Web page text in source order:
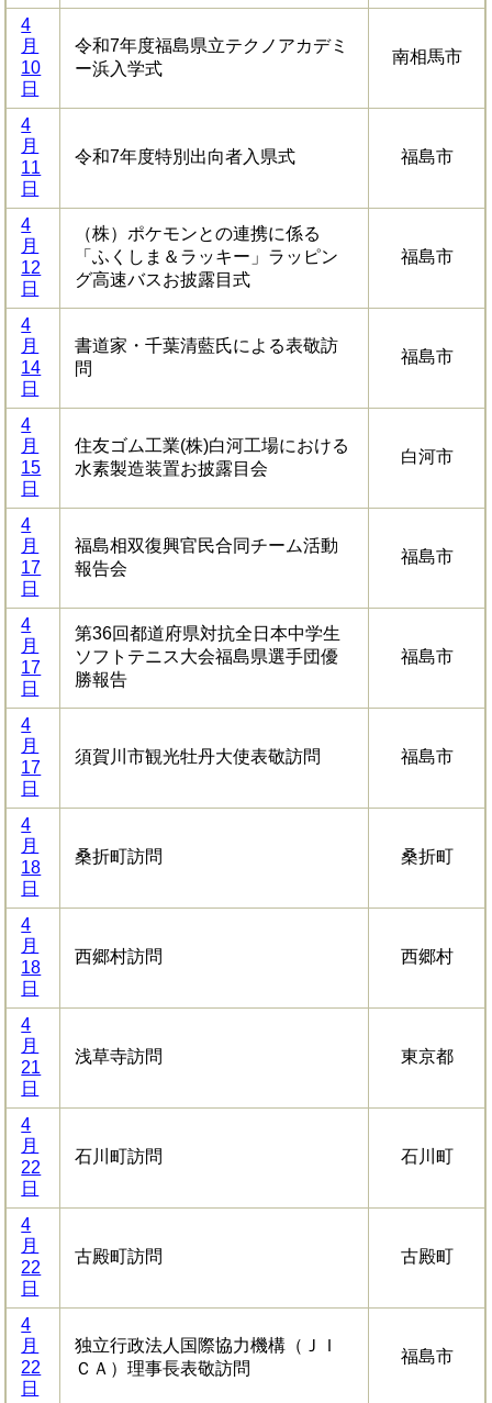
4
月
10
日
令和7年度福島県立テクノアカデミ
ー浜入学式
南相馬市
4
月
11
日
令和7年度特別出向者入県式 福島市
4
月
12
日
（株）ポケモンとの連携に係る
「ふくしま＆ラッキー」ラッピン
グ高速バスお披露目式
福島市
4
月
14
日
書道家・千葉清藍氏による表敬訪
問
福島市
4
月
15
日
住友ゴム工業(株)白河工場における
水素製造装置お披露目会
白河市
4
月
17
日
福島相双復興官民合同チーム活動
報告会
福島市
4
月
17
日
第36回都道府県対抗全日本中学生
ソフトテニス大会福島県選手団優
勝報告
福島市
4
月
17
日
須賀川市観光牡丹大使表敬訪問 福島市
4
月
18
日
桑折町訪問 桑折町
4
月
18
日
西郷村訪問 西郷村
4
月
21
日
浅草寺訪問 東京都
4
月
22
日
石川町訪問 石川町
4
月
22
日
古殿町訪問 古殿町
4
月
22
日
独立行政法人国際協力機構（ＪＩ
ＣＡ）理事長表敬訪問
福島市